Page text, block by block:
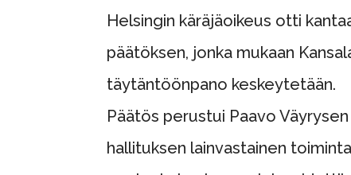
Helsingin käräjäoikeus otti
päätöksen, jonka mukaan
täytäntöönpano keskeytetään.
Päätös perustui Paavo
hallituksen lainvastainen